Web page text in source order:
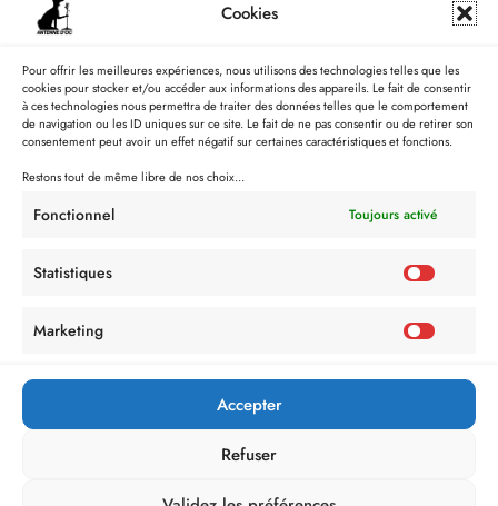
Cookies
Pour offrir les meilleures expériences, nous utilisons des technologies telles que les
cookies pour stocker et/ou accéder aux informations des appareils. Le fait de consentir
à ces technologies nous permettra de traiter des données telles que le comportement
de navigation ou les ID uniques sur ce site. Le fait de ne pas consentir ou de retirer son
consentement peut avoir un effet négatif sur certaines caractéristiques et fonctions.
Restons tout de même libre de nos choix...
Fonctionnel Toujours activé
Statistiques
Marketing
Accepter
Refuser